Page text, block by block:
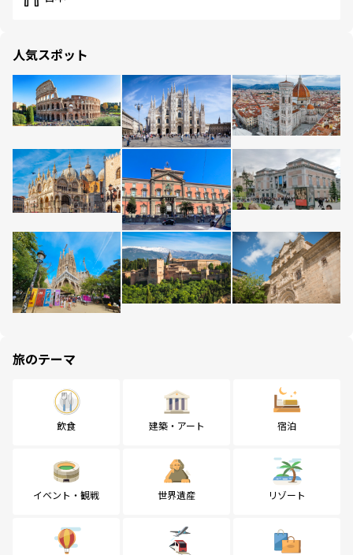
人気スポット
旅のテーマ
飲食 建築・アート 宿泊
イベント・観戦 世界遺産 リゾート